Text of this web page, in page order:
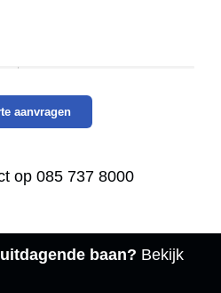
aanvragen
op 085 737 8000​
baan? Bekijk